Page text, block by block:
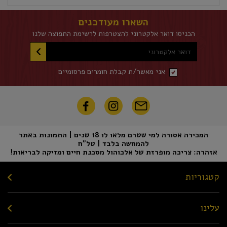
השארו מעודכנים
הכניסו דואר אלקטרוני להצטרפות לרשימת התפוצה שלנו
דואר אלקטרוני
אני מאשר/ת קבלת חומרים פרסומיים
המכירה אסורה למי שטרם מלאו לו 18 שנים | התמונות באתר
להמחשה בלבד | טל"ח
אזהרה: צריכה מופרזת של אלכוהול מסכנת חיים ומזיקה לבריאות!
קטגוריות
עלינו